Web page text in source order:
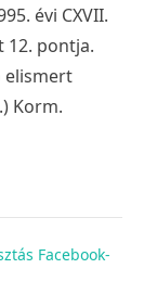
évi CXVII.
12. pontja.
elismert
Korm.
Facebook-